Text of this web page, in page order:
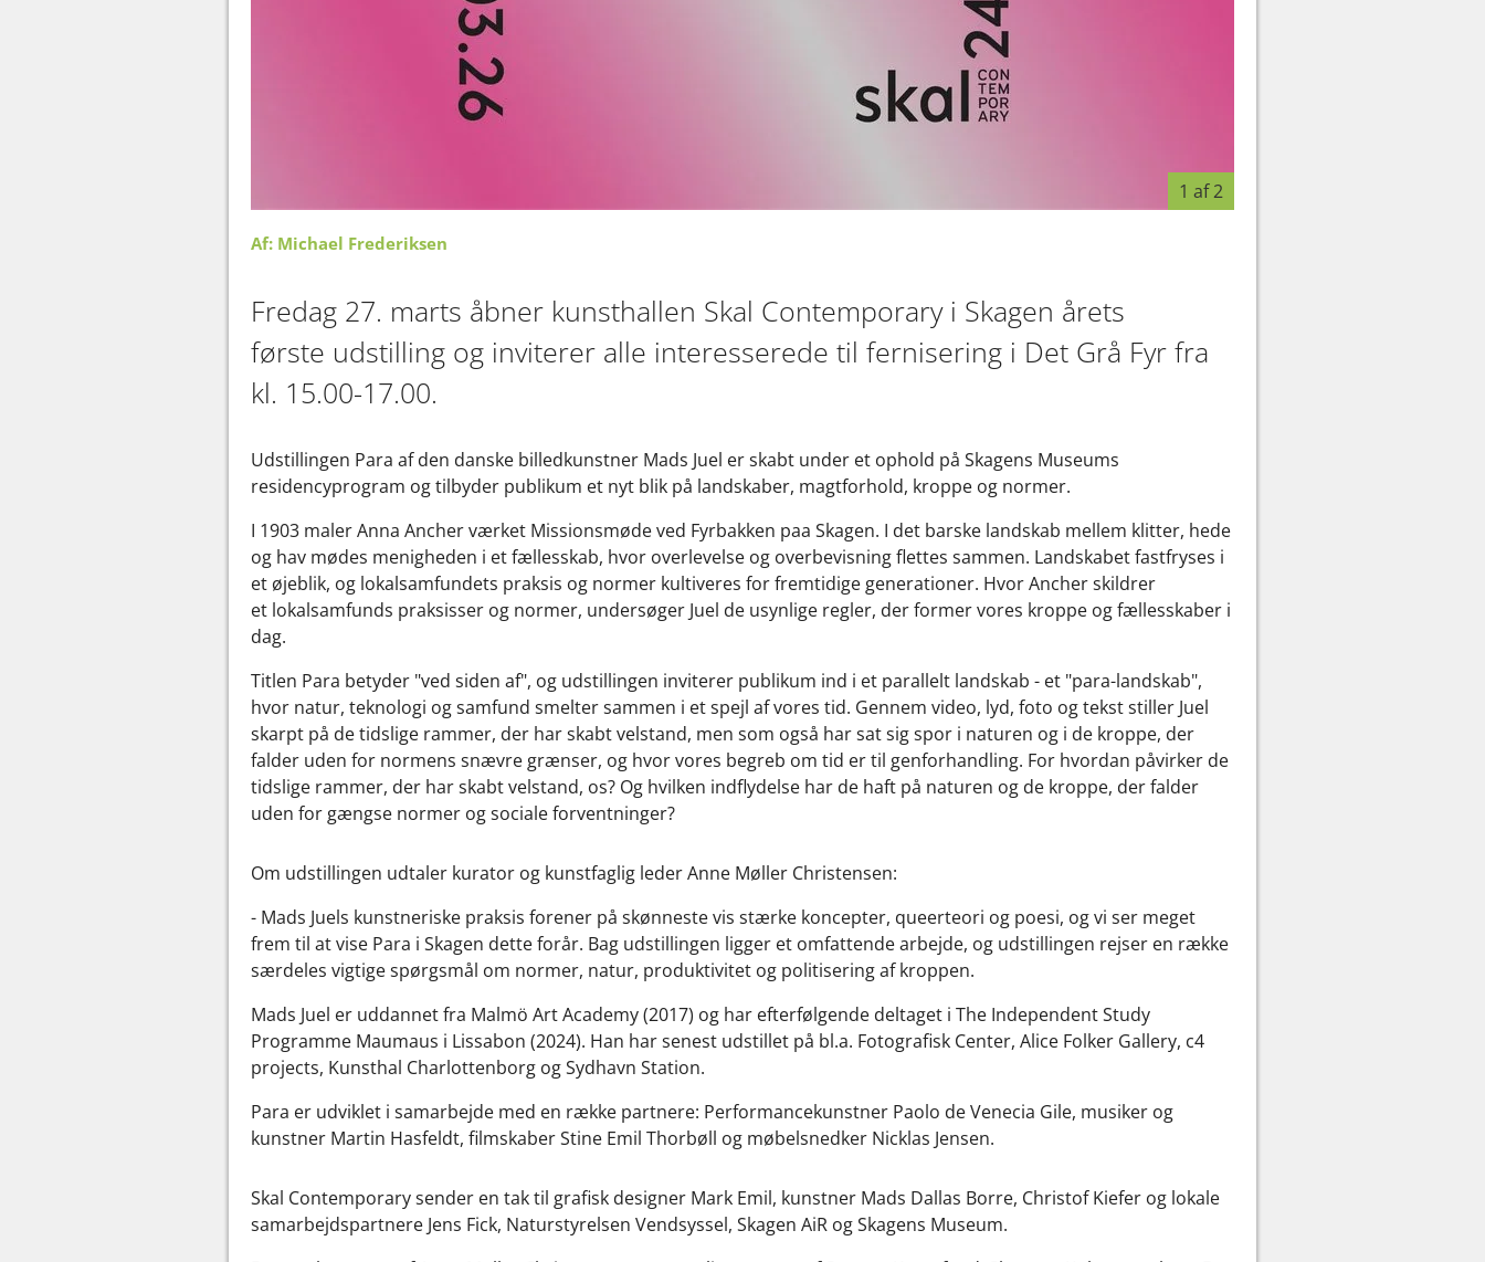
1 af 2
Af: Michael Frederiksen
Fredag 27. marts åbner kunsthallen Skal Contemporary i Skagen årets
første udstilling og inviterer alle interesserede til fernisering i Det Grå Fyr fra
kl. 15.00-17.00.
Udstillingen Para af den danske billedkunstner Mads Juel er skabt under et ophold på Skagens Museums
residencyprogram og tilbyder publikum et nyt blik på landskaber, magtforhold, kroppe og normer.
I 1903 maler Anna Ancher værket Missionsmøde ved Fyrbakken paa Skagen. I det barske landskab mellem klitter, hede
og hav mødes menigheden i et fællesskab, hvor overlevelse og overbevisning flettes sammen. Landskabet fastfryses i
et øjeblik, og lokalsamfundets praksis og normer kultiveres for fremtidige generationer. Hvor Ancher skildrer
et lokalsamfunds praksisser og normer, undersøger Juel de usynlige regler, der former vores kroppe og fællesskaber i
dag.
Titlen Para betyder "ved siden af", og udstillingen inviterer publikum ind i et parallelt landskab - et "para-landskab",
hvor natur, teknologi og samfund smelter sammen i et spejl af vores tid. Gennem video, lyd, foto og tekst stiller Juel
skarpt på de tidslige rammer, der har skabt velstand, men som også har sat sig spor i naturen og i de kroppe, der
falder uden for normens snævre grænser, og hvor vores begreb om tid er til genforhandling. For hvordan påvirker de
tidslige rammer, der har skabt velstand, os? Og hvilken indflydelse har de haft på naturen og de kroppe, der falder
uden for gængse normer og sociale forventninger?
Om udstillingen udtaler kurator og kunstfaglig leder Anne Møller Christensen:
- Mads Juels kunstneriske praksis forener på skønneste vis stærke koncepter, queerteori og poesi, og vi ser meget
frem til at vise Para i Skagen dette forår. Bag udstillingen ligger et omfattende arbejde, og udstillingen rejser en række
særdeles vigtige spørgsmål om normer, natur, produktivitet og politisering af kroppen.
Mads Juel er uddannet fra Malmö Art Academy (2017) og har efterfølgende deltaget i The Independent Study
Programme Maumaus i Lissabon (2024). Han har senest udstillet på bl.a. Fotografisk Center, Alice Folker Gallery, c4
projects, Kunsthal Charlottenborg og Sydhavn Station.
Para er udviklet i samarbejde med en række partnere: Performancekunstner Paolo de Venecia Gile, musiker og
kunstner Martin Hasfeldt, filmskaber Stine Emil Thorbøll og møbelsnedker Nicklas Jensen.
Skal Contemporary sender en tak til grafisk designer Mark Emil, kunstner Mads Dallas Borre, Christof Kiefer og lokale
samarbejdspartnere Jens Fick, Naturstyrelsen Vendsyssel, Skagen AiR og Skagens Museum.